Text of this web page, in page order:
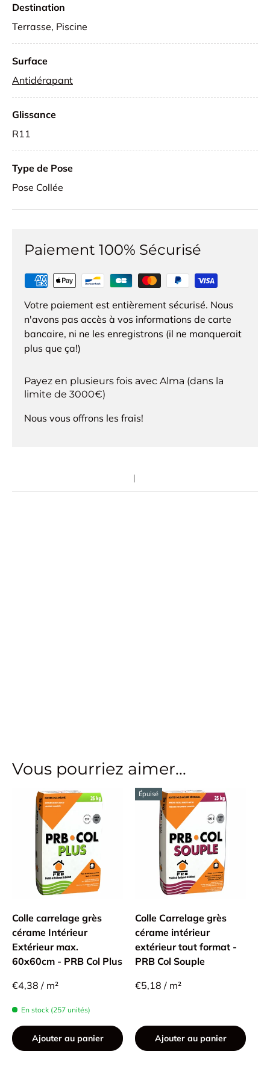
Destination
Terrasse, Piscine
Surface
Antidérapant
Glissance
R11
Type de Pose
Pose Collée
Paiement 100% Sécurisé
Votre paiement est entièrement sécurisé. Nous
n'avons pas accès à vos informations de carte
bancaire, ni ne les enregistrons (il ne manquerait
plus que ça!)
Payez en plusieurs fois avec Alma (dans la
limite de 3000€)
Nous vous offrons les frais!
Vous pourriez aimer...
Colle carrelage grès
cérame Intérieur
Extérieur max.
60x60cm - PRB Col Plus
€4,38 / m²
En stock (257 unités)
Ajouter au panier
Épuisé
Colle Carrelage grès
cérame intérieur
extérieur tout format -
PRB Col Souple
€5,18 / m²
Ajouter au panier